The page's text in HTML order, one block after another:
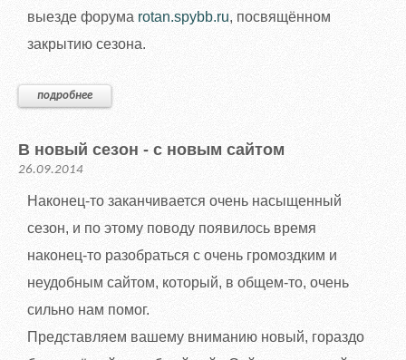
выезде форума rotan.spybb.ru, посвящённом
закрытию сезона.
подробнее
В новый сезон - с новым сайтом
26.09.2014
Наконец-то заканчивается очень насыщенный
сезон, и по этому поводу появилось время
наконец-то разобраться с очень громоздким и
неудобным сайтом, который, в общем-то, очень
сильно нам помог.
Представляем вашему вниманию новый, гораздо